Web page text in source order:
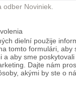
Noviniek.
dielní použije
tomto formulári, aby
a aby sme poskytovali
Dajte nám
akými by ste o